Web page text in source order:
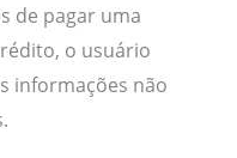
de pagar uma
o usuário
informações não